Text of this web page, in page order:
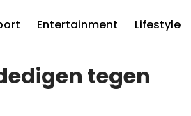
Entertainment Lifestyle
tegen